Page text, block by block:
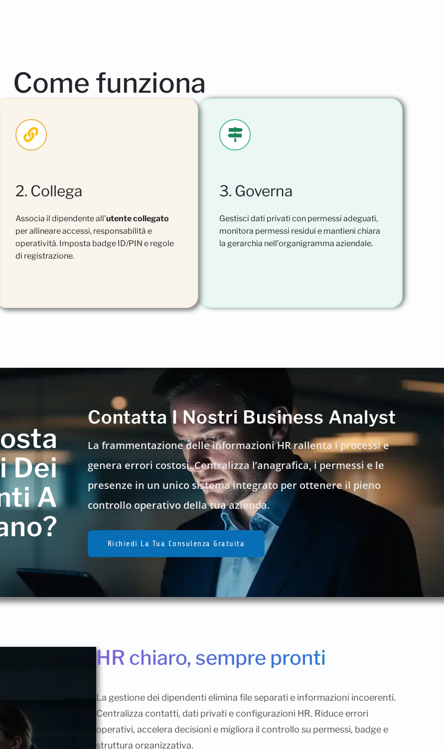
Come funziona
2. Collega
Associa il dipendente all’utente collegato
per allineare accessi, responsabilità e
operatività. Imposta badge ID/PIN e regole
di registrazione.
3. Governa
Gestisci dati privati con permessi adeguati,
monitora permessi residui e mantieni chiara
la gerarchia nell’organigramma aziendale.
Dei
A
Contatta I Nostri Business Analyst
La frammentazione delle informazioni HR rallenta i processi e
genera errori costosi. Centralizza l’anagrafica, i permessi e le
presenze in un unico sistema integrato per ottenere il pieno
controllo operativo della tua azienda.
Richiedi La Tua Consulenza Gratuita
HR chiaro, sempre pronti
La gestione dei dipendenti elimina file separati e informazioni incoerenti.
Centralizza contatti, dati privati e configurazioni HR. Riduce errori
operativi, accelera decisioni e migliora il controllo su permessi, badge e
struttura organizzativa.